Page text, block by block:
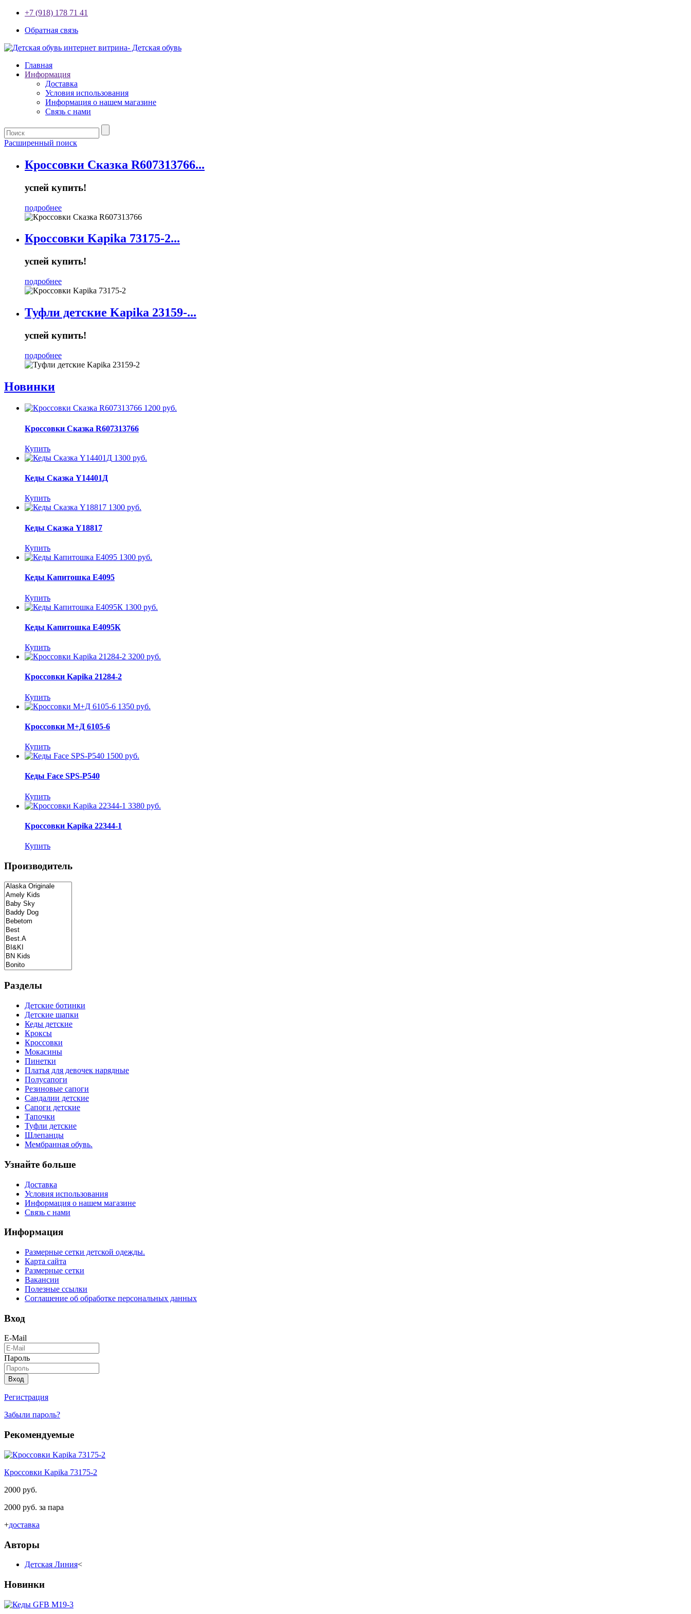
+7 (918) 178 71 41
Обратная связь
Главная
Информация
Доставка
Условия использования
Информация о нашем магазине
Связь с нами
Расширенный поиск
Кроссовки Сказка R607313766...
успей купить!
подробнее
Кроссовки Kapika 73175-2...
успей купить!
подробнее
Туфли детские Kapika 23159-...
успей купить!
подробнее
Новинки
1200 руб.
Кроссовки Сказка R607313766
Купить
1300 руб.
Кеды Сказка Y14401Д
Купить
1300 руб.
Кеды Сказка Y18817
Купить
1300 руб.
Кеды Капитошка E4095
Купить
1300 руб.
Кеды Капитошка E4095К
Купить
3200 руб.
Кроссовки Kapika 21284-2
Купить
1350 руб.
Кроссовки М+Д 6105-6
Купить
1500 руб.
Кеды Face SPS-P540
Купить
3380 руб.
Кроссовки Kapika 22344-1
Купить
Производитель
Разделы
Детские ботинки
Детские шапки
Кеды детские
Кроксы
Кроссовки
Мокасины
Пинетки
Платья для девочек нарядные
Полусапоги
Резиновые сапоги
Сандалии детские
Сапоги детские
Тапочки
Туфли детские
Шлепанцы
Мембранная обувь.
Узнайте больше
Доставка
Условия использования
Информация о нашем магазине
Связь с нами
Информация
Размерные сетки детской одежды.
Карта сайта
Размерные сетки
Вакансии
Полезные ссылки
Соглашение об обработке персональных данных
Вход
E-Mail
Пароль
Вход
Регистрация
Забыли пароль?
Рекомендуемые
Кроссовки Kapika 73175-2
2000 руб.
2000 руб. за пара
+доставка
Авторы
Детская Линия<
Новинки